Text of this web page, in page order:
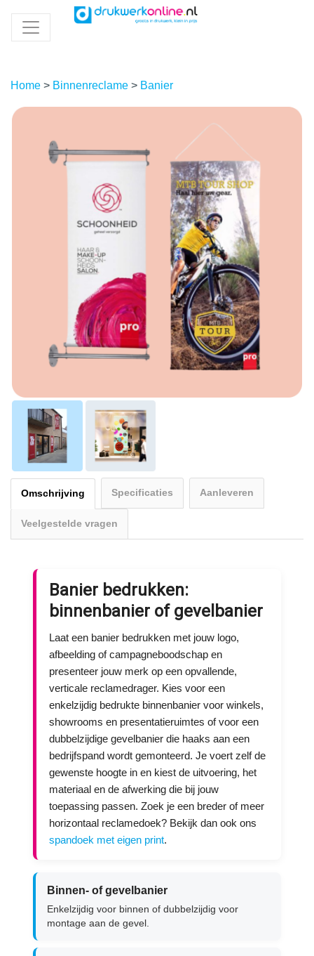
Home > Binnenreclame > Banier
Omschrijving Specificaties Aanleveren
Veelgestelde vragen
Banier bedrukken:
binnenbanier of gevelbanier
Laat een banier bedrukken met jouw logo,
afbeelding of campagneboodschap en
presenteer jouw merk op een opvallende,
verticale reclamedrager. Kies voor een
enkelzijdig bedrukte binnenbanier voor winkels,
showrooms en presentatieruimtes of voor een
dubbelzijdige gevelbanier die haaks aan een
bedrijfspand wordt gemonteerd. Je voert zelf de
gewenste hoogte in en kiest de uitvoering, het
materiaal en de afwerking die bij jouw
toepassing passen. Zoek je een breder of meer
horizontaal reclamedoek? Bekijk dan ook ons
spandoek met eigen print.
Binnen- of gevelbanier
Enkelzijdig voor binnen of dubbelzijdig voor
montage aan de gevel.